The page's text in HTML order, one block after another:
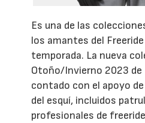
Es una de las
los amantes del
temporada. La nueva
Otoño/Invierno 2023 de
contado con el apoyo
del esquí, incluidos
profesionales de